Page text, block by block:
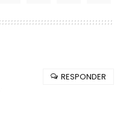
RESPONDER